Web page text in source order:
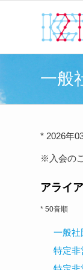
一般
* 2026年
※入会の
アライ
* 50音順
一般社
特定非